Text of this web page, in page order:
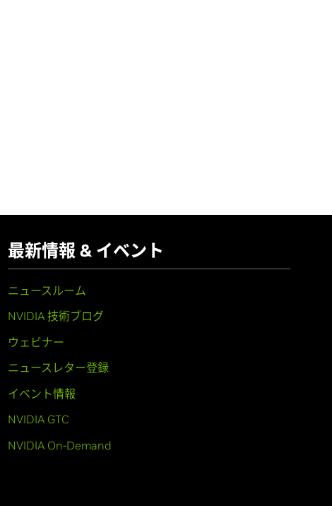
最新情報 & イベント
ニュースルーム
NVIDIA 技術ブログ
ウェビナー
ニュースレター登録
イベント情報
NVIDIA GTC
NVIDIA On-Demand